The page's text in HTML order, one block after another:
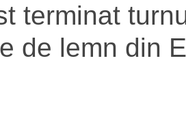
terminat
de lemn din